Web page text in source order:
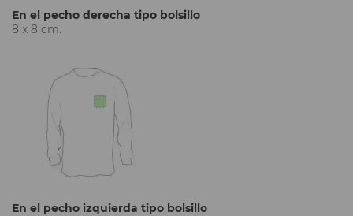
En el pecho derecha tipo bolsillo
8 x 8 cm.
En el pecho izquierda tipo bolsillo